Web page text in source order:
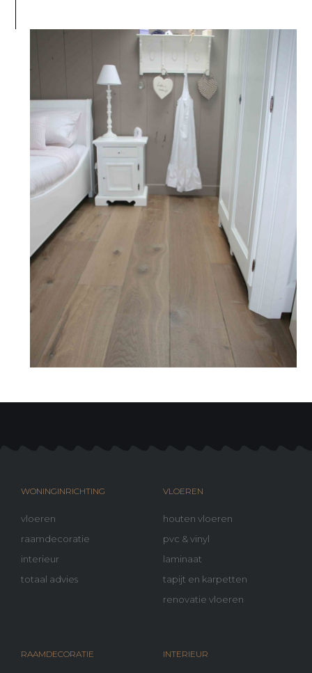
WONINGINRICHTING
vloeren
raamdecoratie
interieur
totaal advies
VLOEREN
houten vloeren
pvc & vinyl
laminaat
tapijt en karpetten
renovatie vloeren
RAAMDECORATIE INTERIEUR